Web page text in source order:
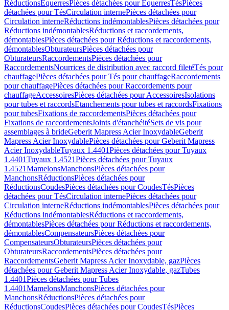
RéductionsÉquerresPièces détachées pour ÉquerresTésPièces
détachées pour TésCirculation internePièces détachées pour
Circulation interneRéductions indémontablesPièces détachées pour
Réductions indémontablesRéductions et raccordements,
démontablesPièces détachées pour Réductions et raccordements,
démontablesObturateursPièces détachées pour
ObturateursRaccordementsPièces détachées pour
RaccordementsNourrices de distribution avec raccord filetéTés pour
chauffagePièces détachées pour Tés pour chauffageRaccordements
pour chauffagePièces détachées pour Raccordements pour
chauffageAccessoiresPièces détachées pour AccessoiresIsolations
pour tubes et raccordsEtanchements pour tubes et raccordsFixations
pour tubesFixations de raccordementsPièces détachées pour
Fixations de raccordementsJoints d'étanchéitéSets de vis pour
assemblages à brideGeberit Mapress Acier InoxydableGeberit
Mapress Acier InoxydablePièces détachées pour Geberit Mapress
Acier InoxydableTuyaux 1.4401Pièces détachées pour Tuyaux
1.4401Tuyaux 1.4521Pièces détachées pour Tuyaux
1.4521MamelonsManchonsPièces détachées pour
ManchonsRéductionsPièces détachées pour
RéductionsCoudesPièces détachées pour CoudesTésPièces
détachées pour TésCirculation internePièces détachées pour
Circulation interneRéductions indémontablesPièces détachées pour
Réductions indémontablesRéductions et raccordements,
démontablesPièces détachées pour Réductions et raccordements,
démontablesCompensateursPièces détachées pour
CompensateursObturateursPièces détachées pour
ObturateursRaccordementsPièces détachées pour
RaccordementsGeberit Mapress Acier Inoxydable, gazPièces
détachées pour Geberit Mapress Acier Inoxydable, gazTubes
1.4401Pièces détachées pour Tubes
1.4401MamelonsManchonsPièces détachées pour
ManchonsRéductionsPièces détachées pour
RéductionsCoudesPièces détachées pour CoudesTésPièces